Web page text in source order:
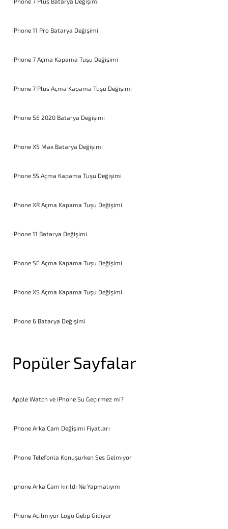
iPhone 11 Pro Batarya Değişimi
iPhone 7 Açma Kapama Tuşu Değişimi
iPhone 7 Plus Açma Kapama Tuşu Değişimi
iPhone SE 2020 Batarya Değişimi
iPhone XS Max Batarya Değişimi
iPhone 5S Açma Kapama Tuşu Değişimi
iPhone XR Açma Kapama Tuşu Değişimi
iPhone 11 Batarya Değişimi
iPhone SE Açma Kapama Tuşu Değişimi
iPhone XS Açma Kapama Tuşu Değişimi
iPhone 6 Batarya Değişimi
Popüler Sayfalar
Apple Watch ve iPhone Su Geçirmez mi?
iPhone Arka Cam Değişimi Fiyatları
iPhone Telefonla Konuşurken Ses Gelmiyor
iphone Arka Cam kırıldı Ne Yapmalıyım
iPhone Açılmıyor Logo Gelip Gidiyor